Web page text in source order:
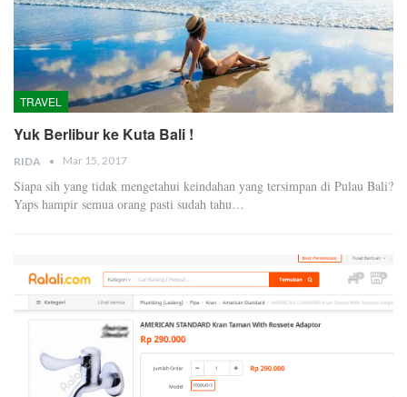
TRAVEL
Yuk Berlibur ke Kuta Bali !
RIDA Mar 15, 2017
Siapa sih yang tidak mengetahui keindahan yang tersimpan di Pulau Bali?
Yaps hampir semua orang pasti sudah tahu…